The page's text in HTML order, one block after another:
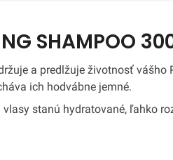
SHAMPOO
a predlžuje životnosť vášho
ich hodvábne jemné.
stanú hydratované, ľahko